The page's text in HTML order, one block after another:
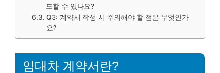
드할 수 있나요?
Q3: 계약서 작성 시 주의해야 할 점은 무엇인가
요?
임대차 계약서란?